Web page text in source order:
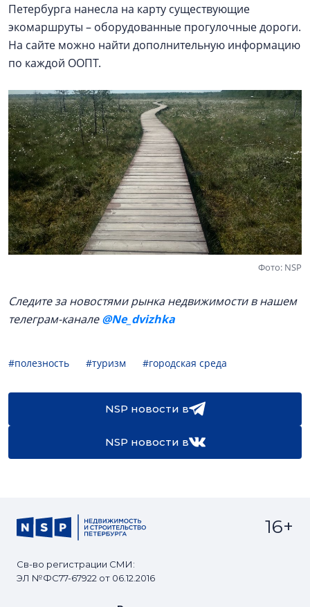
Петербурга нанесла на карту существующие
экомаршруты – оборудованные прогулочные дороги.
На сайте можно найти дополнительную информацию
по каждой ООПТ.
Фото: NSP
Следите за новостями рынка недвижимости в нашем
телеграм-канале@Ne_dvizhka
#полезность #туризм #городская среда
NSP новости в
NSP новости в
Св-во регистрации СМИ:
ЭЛ №ФС77-67922 от 06.12.2016
16+